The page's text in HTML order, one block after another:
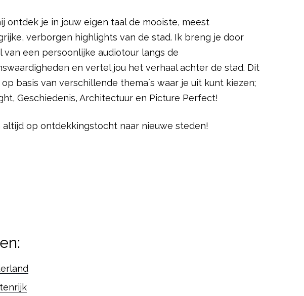
ontdek je in jouw eigen taal de mooiste, meest
verborgen highlights van de stad. Ik breng je door
van een persoonlijke audiotour langs de
en vertel jou het verhaal achter de stad. Dit
basis van verschillende thema`s waar je uit kunt kiezen;
Geschiedenis, Architectuur en Picture Perfect!
altijd op ontdekkingstocht naar nieuwe steden!